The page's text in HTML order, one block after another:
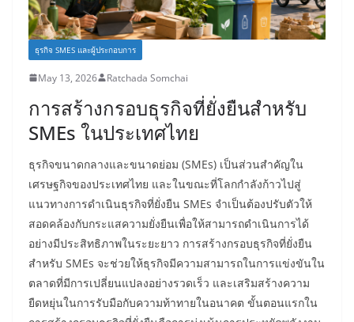
ธุรกิจ SMES และผู้ประกอบการ
May 13, 2026 Ratchada Somchai
การสร้างกรอบธุรกิจที่ยั่งยืนสำหรับ
SMEs ในประเทศไทย
ธุรกิจขนาดกลางและขนาดย่อม (SMEs) เป็นส่วนสำคัญใน
เศรษฐกิจของประเทศไทย และในขณะที่โลกกำลังก้าวไปสู่
แนวทางการดำเนินธุรกิจที่ยั่งยืน SMEs จำเป็นต้องปรับตัวให้
สอดคล้องกับกระแสความยั่งยืนเพื่อให้สามารถดำเนินการได้
อย่างมีประสิทธิภาพในระยะยาว การสร้างกรอบธุรกิจที่ยั่งยืน
สำหรับ SMEs จะช่วยให้ธุรกิจมีความสามารถในการแข่งขันใน
ตลาดที่มีการเปลี่ยนแปลงอย่างรวดเร็ว และเสริมสร้างความ
ยืดหยุ่นในการรับมือกับความท้าทายในอนาคต ขั้นตอนแรกใน